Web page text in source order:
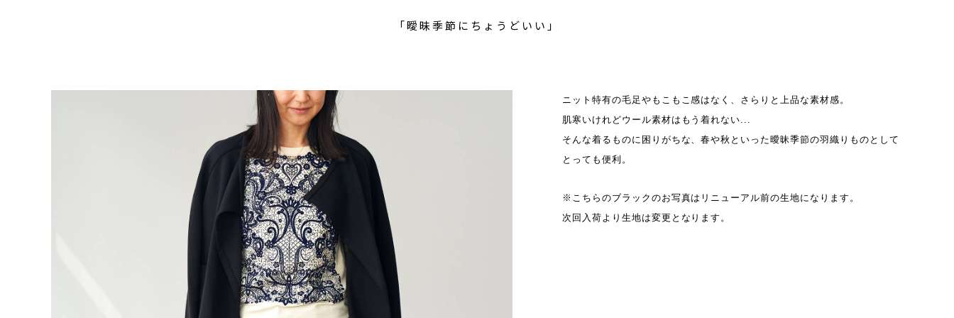
「曖昧季節にちょうどいい」
ニット特有の毛足やもこもこ感はなく、さらりと上品な素材感。
肌寒いけれどウール素材はもう着れない...
そんな着るものに困りがちな、春や秋といった曖昧季節の羽織りものとして
とっても便利。
※こちらのブラックのお写真はリニューアル前の生地になります。
次回入荷より生地は変更となります。